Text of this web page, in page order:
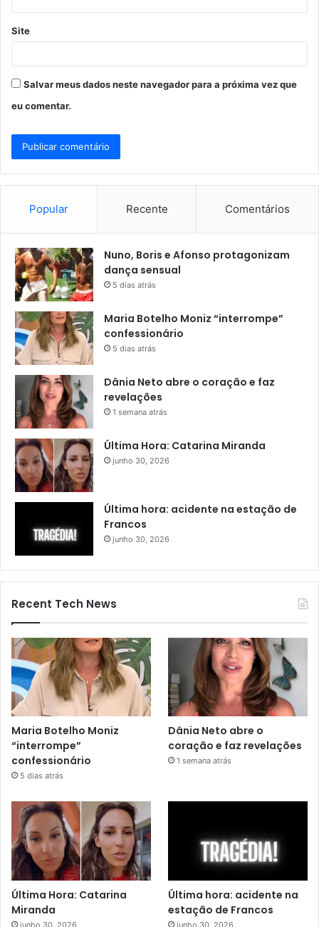
Site
Salvar meus dados neste navegador para a próxima vez que
eu comentar.
Popular Recente Comentários
Nuno, Boris e Afonso protagonizam
dança sensual
5 dias atrás
Maria Botelho Moniz “interrompe”
confessionário
5 dias atrás
Dânia Neto abre o coração e faz
revelações
1 semana atrás
Última Hora: Catarina Miranda
junho 30, 2026
Última hora: acidente na estação de
Francos
junho 30, 2026
Recent Tech News
Maria Botelho Moniz
“interrompe”
confessionário
5 dias atrás
Dânia Neto abre o
coração e faz revelações
1 semana atrás
Última Hora: Catarina
Miranda
junho 30, 2026
Última hora: acidente na
estação de Francos
junho 30, 2026